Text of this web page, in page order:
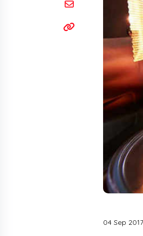
04 Sep 2017